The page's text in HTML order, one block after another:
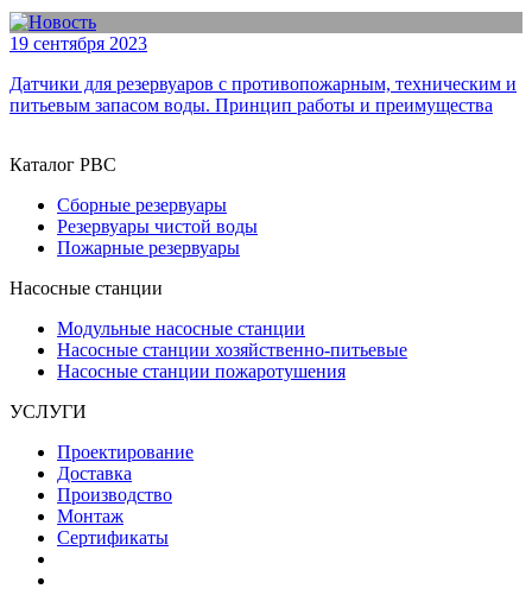
19 сентября 2023
Датчики для резервуаров с противопожарным, техническим и
питьевым запасом воды. Принцип работы и преимущества
Каталог РВС
Сборные резервуары
Резервуары чистой воды
Пожарные резервуары
Насосные станции
Модульные насосные станции
Насосные станции хозяйственно-питьевые
Насосные станции пожаротушения
УСЛУГИ
Проектирование
Доставка
Производство
Монтаж
Сертификаты